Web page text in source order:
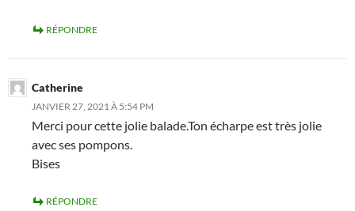
RÉPONDRE
Catherine
JANVIER 27, 2021 À 5:54 PM
Merci pour cette jolie balade.Ton écharpe est très jolie
avec ses pompons.
Bises
RÉPONDRE